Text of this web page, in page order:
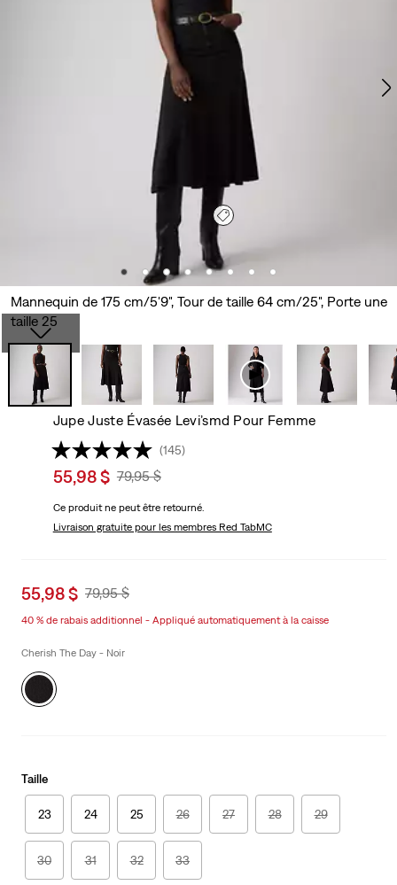
Mannequin de 175 cm/5'9", Tour de taille 64 cm/25", Porte une
taille 25
Jupe Juste Évasée Levi’smd Pour Femme
(145)
Sale
is
55,98 $ Original
Was
79,95 $
Ce produit ne peut être retourné.
Livraison gratuitepour les membres Red TabMC
Sale
is
55,98 $ Original
79,95 $
40 % de rabais additionnel - Appliqué automatiquement à la caisse
Cherish The Day - Noir
Taille
23 24 25 26 27 28 29
30 31 32 33